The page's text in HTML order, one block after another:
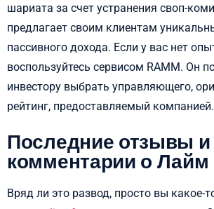
шариата за счет устранения своп-
предлагает своим клиентам
пассивного дохода. Если у вас нет
воспользуйтесь сервисом RAMM. Он
инвестору выбрать управляющего,
рейтинг, предоставляемый компанией.
Последние отзывы и
комментарии о
Вряд ли это развод, просто вы какое-